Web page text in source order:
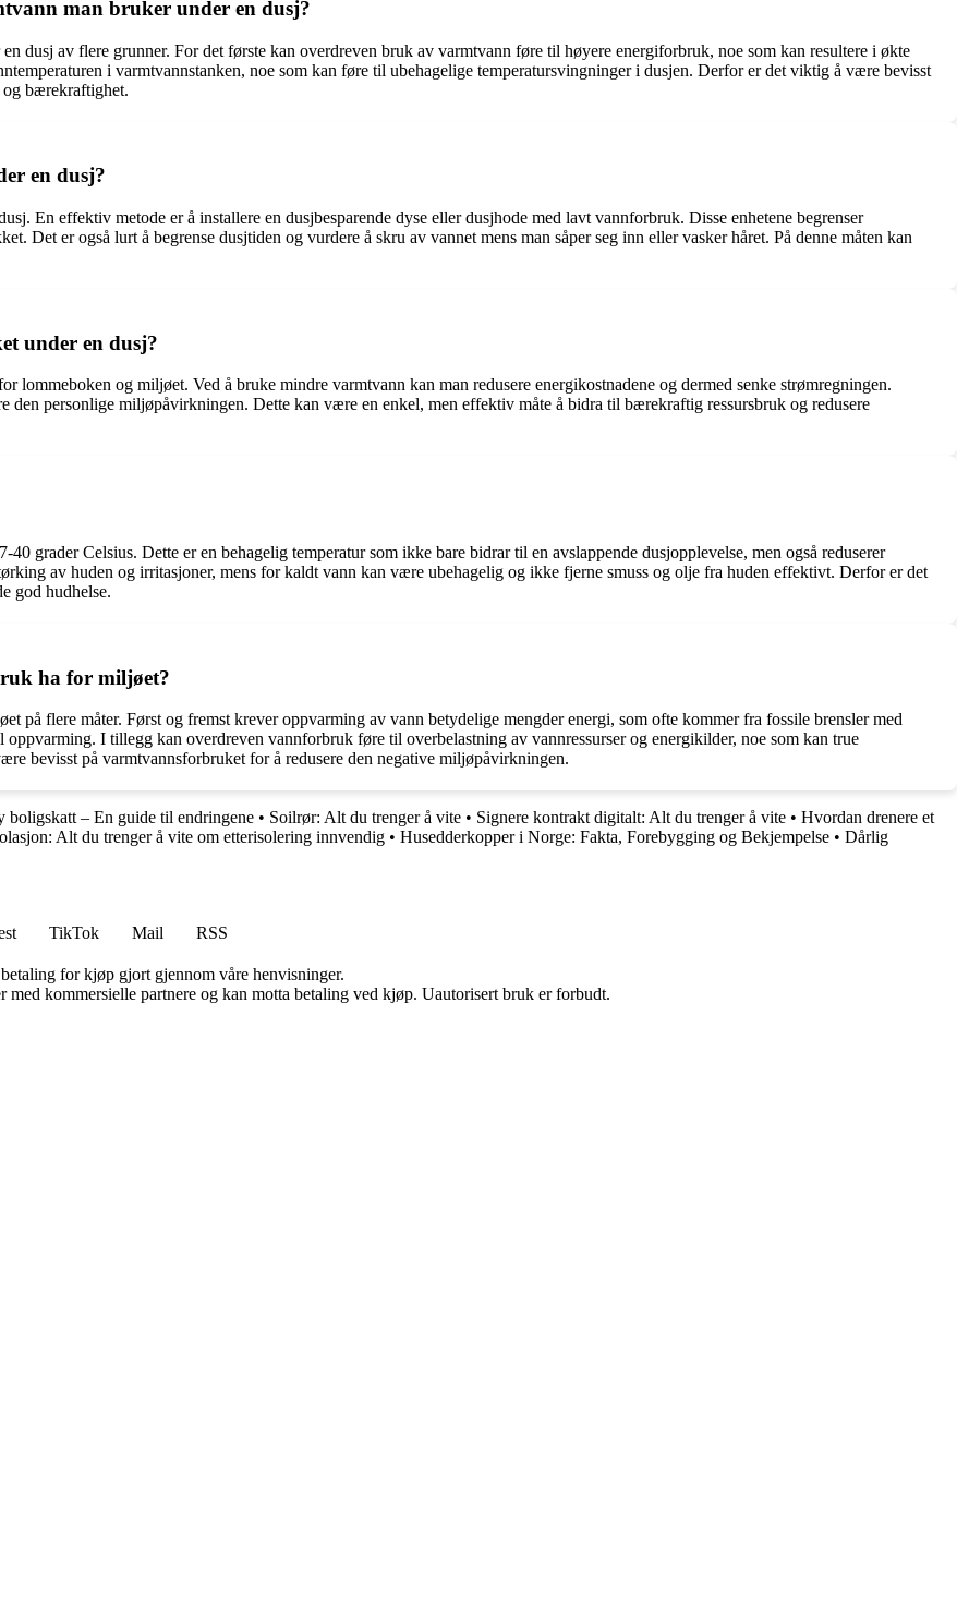
man bruker under en dusj?
dusj av flere grunner. For det første kan overdreven bruk av varmtvann føre til høyere energiforbruk, noe som kan resultere i økte
i varmtvannstanken, noe som kan føre til ubehagelige temperatursvingninger i dusjen. Derfor er det viktig å være bevisst
og bærekraftighet.
en dusj?
En effektiv metode er å installere en dusjbesparende dyse eller dusjhode med lavt vannforbruk. Disse enhetene begrenser
Det er også lurt å begrense dusjtiden og vurdere å skru av vannet mens man såper seg inn eller vasker håret. På denne måten kan
under en dusj?
lommeboken og miljøet. Ved å bruke mindre varmtvann kan man redusere energikostnadene og dermed senke strømregningen.
den personlige miljøpåvirkningen. Dette kan være en enkel, men effektiv måte å bidra til bærekraftig ressursbruk og redusere
grader Celsius. Dette er en behagelig temperatur som ikke bare bidrar til en avslappende dusjopplevelse, men også reduserer
av huden og irritasjoner, mens for kaldt vann kan være ubehagelig og ikke fjerne smuss og olje fra huden effektivt. Derfor er det
god hudhelse.
ha for miljøet?
på flere måter. Først og fremst krever oppvarming av vann betydelige mengder energi, som ofte kommer fra fossile brensler med
I tillegg kan overdreven vannforbruk føre til overbelastning av vannressurser og energikilder, noe som kan true
bevisst på varmtvannsforbruket for å redusere den negative miljøpåvirkningen.
boligskatt – En guide til endringene • Soilrør: Alt du trenger å vite • Signere kontrakt digitalt: Alt du trenger å vite • Hvordan drenere et
Alt du trenger å vite om etterisolering innvendig • Husedderkopper i Norge: Fakta, Forebygging og Bekjempelse • Dårlig
TikTok Mail
RSS
for kjøp gjort gjennom våre henvisninger.
kommersielle partnere og kan motta betaling ved kjøp. Uautorisert bruk er forbudt.